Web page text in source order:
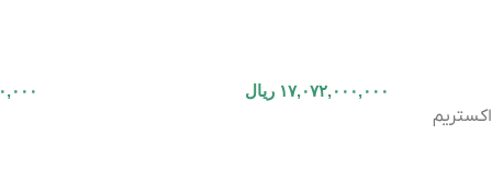
۱۷,۰۷۲,۰۰۰,۰۰۰ ریال
اکستریم